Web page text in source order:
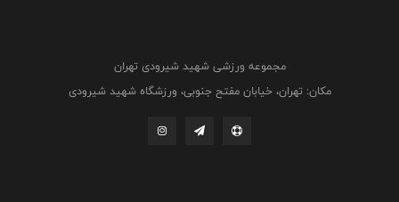
مجموعه ورزشی شهید شیرودی تهران
مکان: تهران، خیابان مفتح جنوبی، ورزشگاه شهید شیرودی